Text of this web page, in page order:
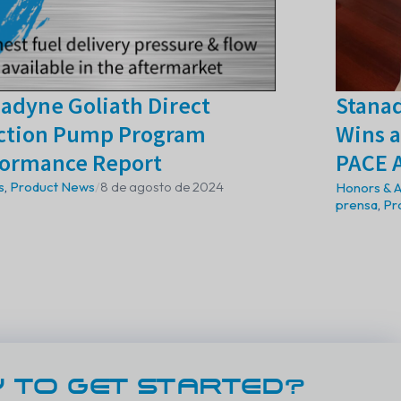
Goliath Direct
Pump Program
Report
, Product News/8 de agosto de 2024
Wins
PACE
Honors &
prensa,
TO GET STARTED?